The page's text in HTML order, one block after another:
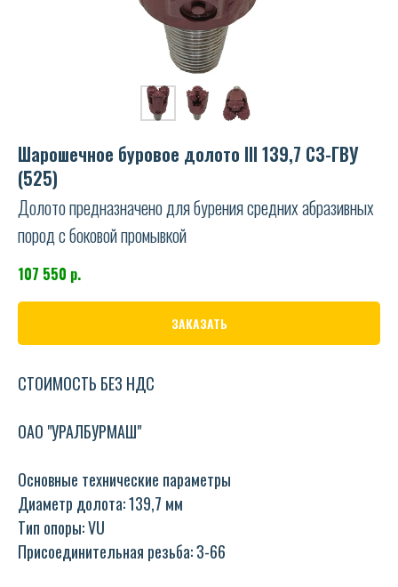
Шарошечное буровое долото III 139,7 СЗ-ГВУ
(525)
Долото предназначено для бурения средних абразивных
пород с боковой промывкой
107 550 р.
ЗАКАЗАТЬ
СТОИМОСТЬ БЕЗ НДС
ОАО "УРАЛБУРМАШ"
Основные технические параметры
Диаметр долота: 139,7 мм
Тип опоры: VU
Присоединительная резьба: З-66